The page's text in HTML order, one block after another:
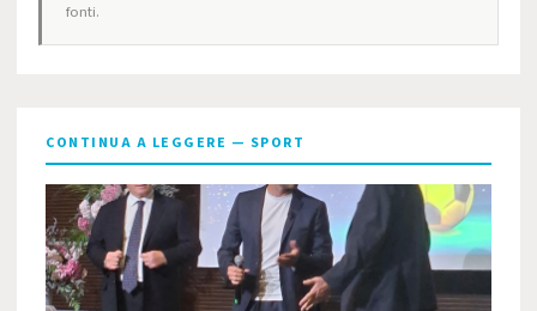
fonti.
CONTINUA A LEGGERE — SPORT